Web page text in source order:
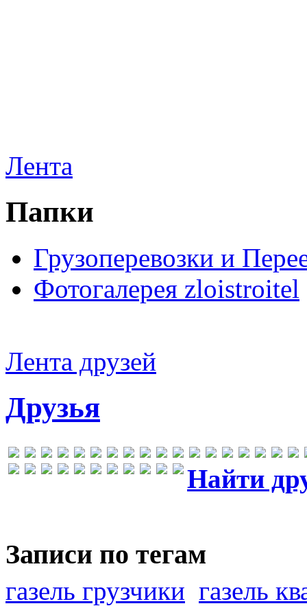
Лента
Папки
Грузоперевозки и
Фотогалерея zloistroitel
Лента друзей
Друзья
Найти
Записи по тегам
газель грузчики газель